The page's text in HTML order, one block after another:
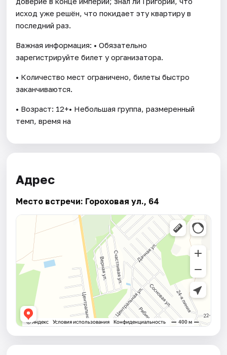
исход уже решён, что покидает эту квартиру в
последний раз.
Важная информация: • Обязательно
зарегистрируйте билет у организатора.
• Количество мест ограничено, билеты быстро
заканчиваются.
• Возраст: 12+• Небольшая группа, размеренный
темп, время на
Адрес
Место встречи: Гороховая ул., 64